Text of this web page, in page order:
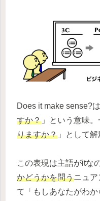
Does it make sense?は
すか？ 」という意味
りますか？ 」として解
この表現は主語がitな
かどうかを問うニュ
て「もしあなたがわ